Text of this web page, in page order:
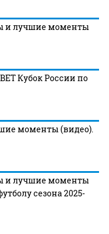
и лучшие моменты
Кубок России по
моменты (видео).
и лучшие моменты
сезона 2025-